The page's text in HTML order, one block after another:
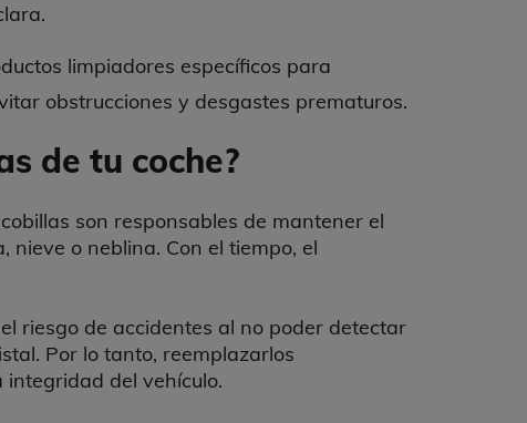
limpiadores específicos para
obstrucciones y desgastes prematuros.
de tu coche?
son responsables de mantener el
o neblina. Con el tiempo, el
riesgo de accidentes al no poder detectar
Por lo tanto, reemplazarlos
del vehículo.